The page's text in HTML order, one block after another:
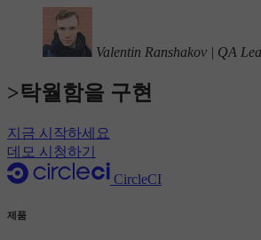
Valentin Ranshakov | QA
>탁월함을 구현
지금 시작하세요
데모 시청하기
CircleCI
제품